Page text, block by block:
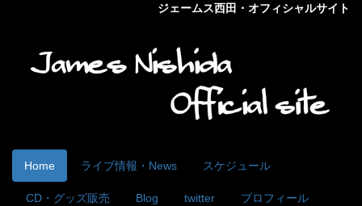
ジェームス西田・オフィシャルサイト
Home ライブ情報・News スケジュール
CD・グッズ販売 Blog twitter プロフィール